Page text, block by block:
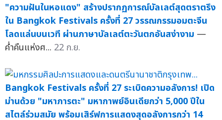
"ความฝันในหอแดง" สร้างปรากฏการณ์บัลเลต์สุดตราตรึง
ใน Bangkok Festivals ครั้งที่ 27 วรรณกรรมอมตะจีน
โลดแล่นบนเวที ผ่านภาษาบัลเลต์ตะวันตกอันสง่างาม —
ค่ำคืนแห่งศ... 22 ก.ย.
Bangkok Festivals ครั้งที่ 27 ระเบิดความอลังการ! เปิด
ม่านด้วย "มหาภารตะ" มหากาพย์อินเดียกว่า 5,000 ปีใน
สไตล์ร่วมสมัย พร้อมเสิร์ฟการแสดงสุดอลังการกว่า 14